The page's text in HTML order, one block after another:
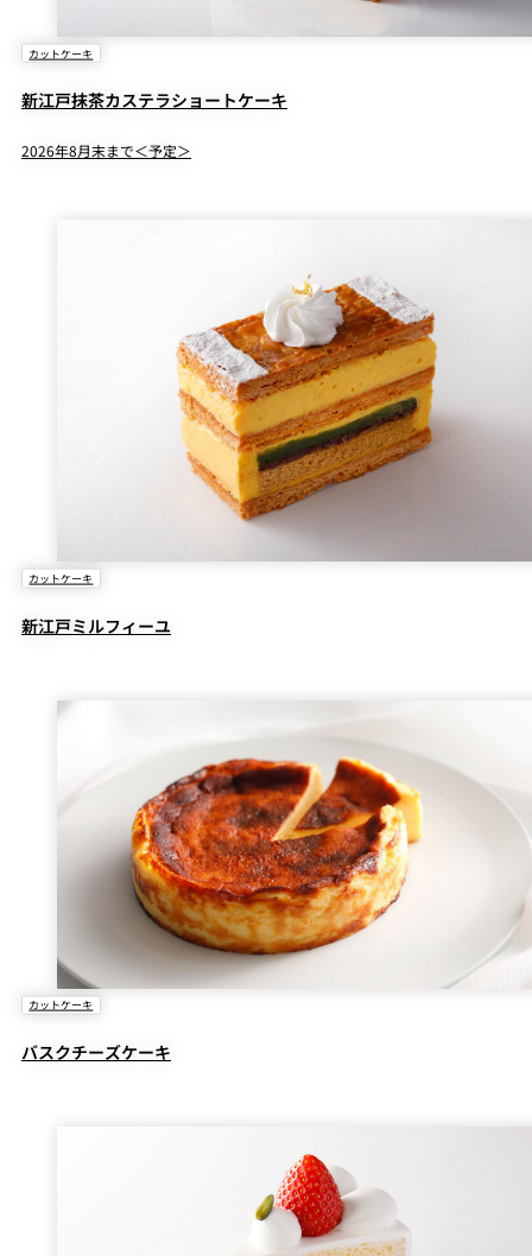
カットケーキ
新江戸抹茶カステラショートケーキ
2026年8月末まで＜予定＞
カットケーキ
新江戸ミルフィーユ
カットケーキ
バスクチーズケーキ